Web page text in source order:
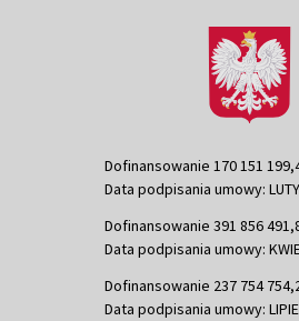
Dofinansowanie 170 151
Data podpisania umowy:
Dofinansowanie 391 856
Data podpisania umowy:
Dofinansowanie 237 754
Data podpisania umowy: